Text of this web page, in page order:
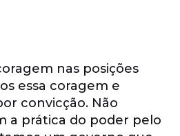
nas posições
essa coragem e
convicção. Não
a prática do poder pelo